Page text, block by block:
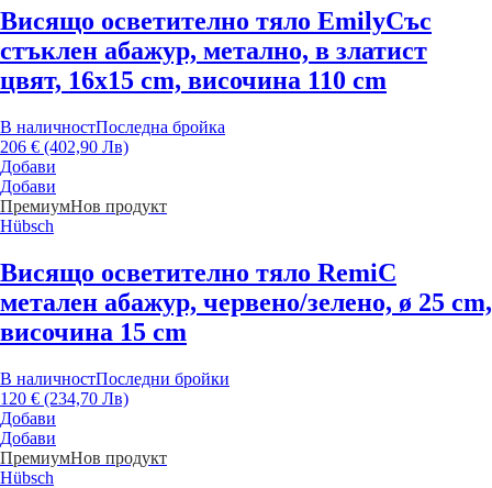
Висящо осветително тяло EmilyСъс
стъклен абажур, метално, в златист
цвят, 16x15 cm, височина 110 cm
В наличностПоследна бройка
206 € (402,90 Лв)
Добави
Добави
ПремиумНов продукт
Hübsch
Висящо осветително тяло RemiС
метален абажур, червено/зелено, ø 25 cm,
височина 15 cm
В наличностПоследни бройки
120 € (234,70 Лв)
Добави
Добави
ПремиумНов продукт
Hübsch